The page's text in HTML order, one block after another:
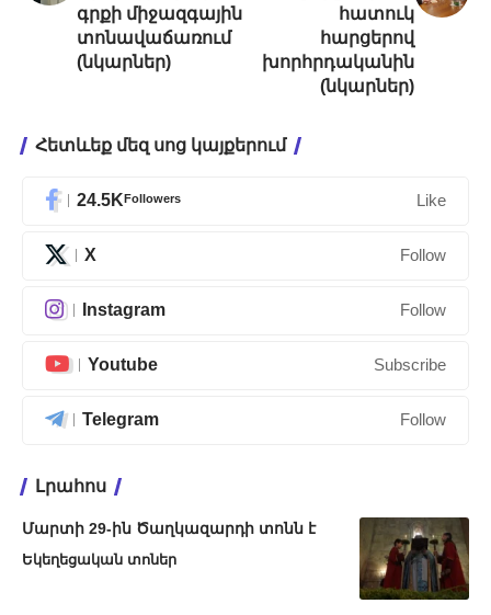
գրքի միջազգային
տոնավաճառում
(նկարներ)
հատուկ
հարցերով
խորհրդականին
(նկարներ)
Հետևեք մեզ սոց կայքերում
24.5KFollowers Like
X Follow
Instagram Follow
Youtube Subscribe
Telegram Follow
Լրահոս
Մարտի 29-ին Ծաղկազարդի տոնն է
Եկեղեցական տոներ